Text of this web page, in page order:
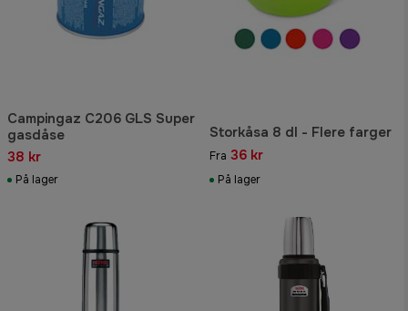
Campingaz C206 GLS Super
gasdåse
38 kr
På lager
Storkåsa 8 dl - Flere farger
Fra 36 kr
På lager